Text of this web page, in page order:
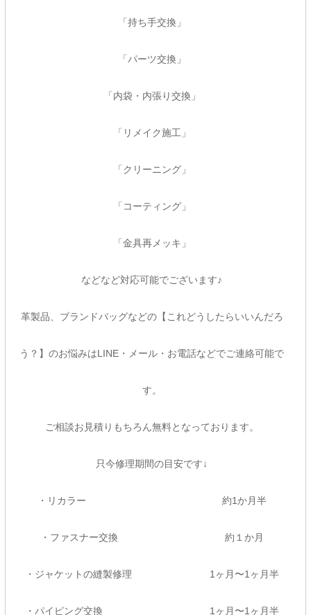
「持ち手交換」
「パーツ交換」
「内袋・内張り交換」
「リメイク施工」
「クリーニング」
「コーティング」
「金具再メッキ」
などなど対応可能でございます♪
革製品、ブランドバッグなどの【これどうしたらいいんだろ
う？】のお悩みはLINE・メール・お電話などでご連絡可能で
す。
ご相談お見積りもちろん無料となっております。
只今修理期間の目安です↓
・リカラー 約1か月半
・ファスナー交換 約１か月
・ジャケットの縫製修理 1ヶ月〜1ヶ月半
・パイピング交換 1ヶ月〜1ヶ月半